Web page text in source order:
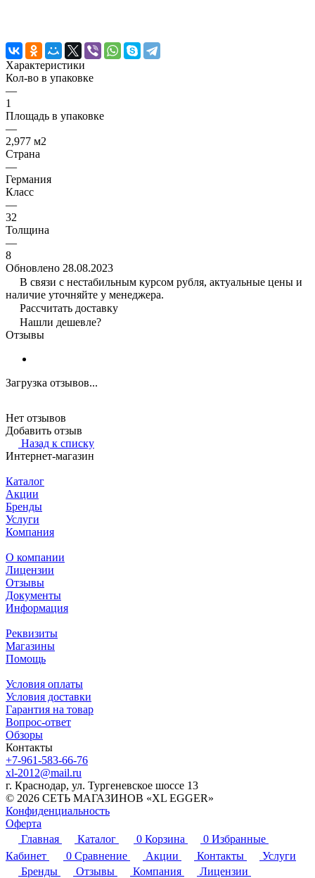
Характеристики
Кол-во в упаковке
—
1
Площадь в упаковке
—
2,977 м2
Страна
—
Германия
Класс
—
32
Толщина
—
8
Обновлено 28.08.2023
В связи с нестабильным курсом рубля, актуальные цены и
наличие уточняйте у менеджера.
Рассчитать доставку
Нашли дешевле?
Отзывы
Загрузка отзывов...
Нет отзывов
Добавить отзыв
Назад к списку
Интернет-магазин
Каталог
Акции
Бренды
Услуги
Компания
О компании
Лицензии
Отзывы
Документы
Информация
Реквизиты
Магазины
Помощь
Условия оплаты
Условия доставки
Гарантия на товар
Вопрос-ответ
Обзоры
Контакты
+7-961-583-66-76
xl-2012@mail.ru
г. Краснодар, ул. Тургеневское шоссе 13
© 2026 СЕТЬ МАГАЗИНОВ «XL EGGER»
Конфиденциальность
Оферта
Главная
Каталог 0 Корзина 0 Избранные
Кабинет
0 Сравнение Акции Контакты
Услуги
Бренды
Отзывы Компания Лицензии